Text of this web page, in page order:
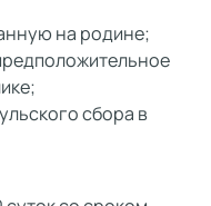
на родине;
сбора в